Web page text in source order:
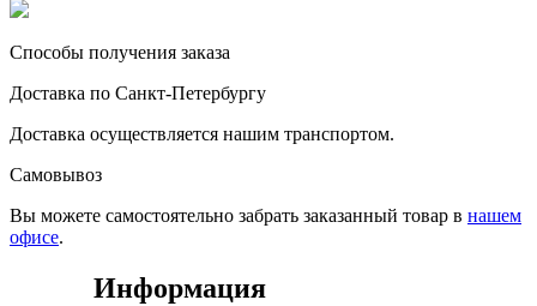
Способы получения заказа
Доставка по Санкт-Петербургу
Доставка осуществляется нашим транспортом.
Самовывоз
Вы можете самостоятельно забрать заказанный товар в нашем
офисе.
Информация